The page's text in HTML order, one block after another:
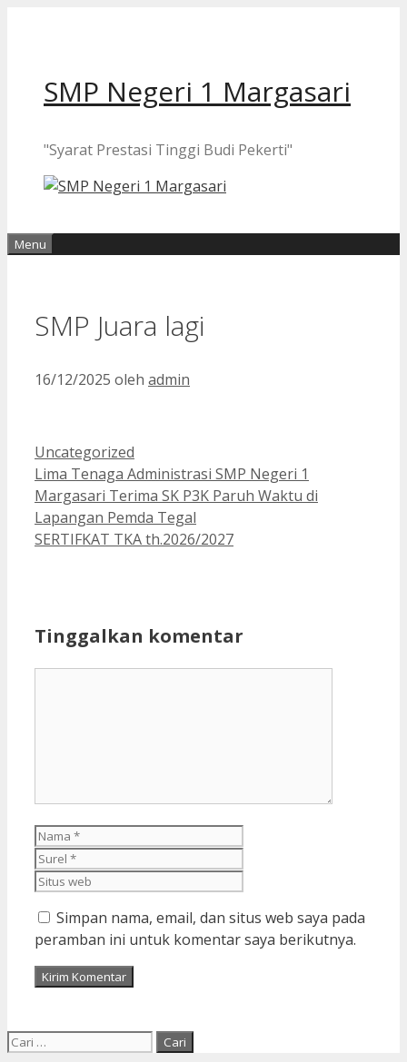
SMP Negeri 1 Margasari
"Syarat Prestasi Tinggi Budi Pekerti"
Menu
SMP Juara lagi
16/12/2025 oleh admin
Kategori
Uncategorized
Lima Tenaga Administrasi SMP Negeri 1
Margasari Terima SK P3K Paruh Waktu di
Lapangan Pemda Tegal
SERTIFKAT TKA th.2026/2027
Tinggalkan komentar
Nama
Simpan nama, email, dan situs web saya pada
peramban ini untuk komentar saya berikutnya.
Cari